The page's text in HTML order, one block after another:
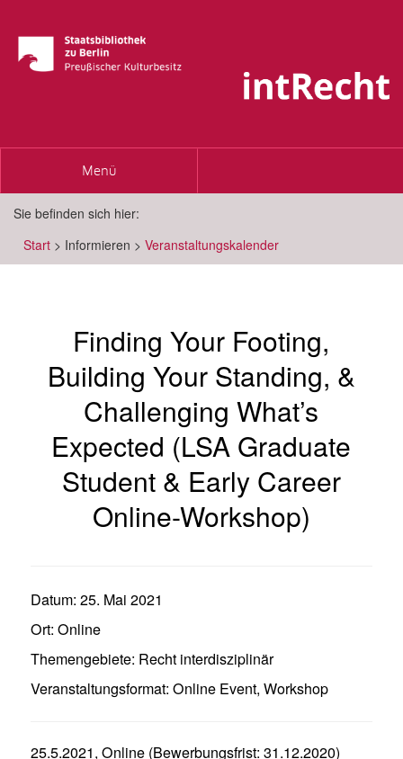
Toggle
Menü
Sie befinden sich hier:
Start > Informieren > Veranstaltungskalender
Finding Your Footing,
Building Your Standing, &
Challenging What’s
Expected (LSA Graduate
Student & Early Career
Online-Workshop)
Datum: 25. Mai 2021
Ort: Online
Themengebiete: Recht interdisziplinär
Veranstaltungsformat: Online Event, Workshop
25.5.2021, Online (Bewerbungsfrist: 31.12.2020)